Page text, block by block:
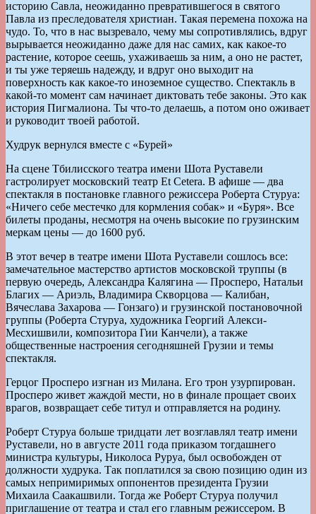
историю Савла, неожиданно превратившегося в святого
Павла из преследователя христиан. Такая перемена похожа на
чудо. То, что в нас вызревало, чему мы сопротивлялись, вдруг
вырывается неожиданно даже для нас самих, как какое-то
растение, которое сеешь, ухаживаешь за ним, а оно не растет,
и ты уже теряешь надежду, и вдруг оно выходит на
поверхность как какое-то иноземное существо. Спектакль в
какой-то момент сам начинает диктовать тебе законы. Это как
история Пигмалиона. Ты что-то делаешь, а потом оно оживает
и руководит твоей работой.
Худрук вернулся вместе с «Бурей»
На сцене Тбилисского театра имени Шота Руставели
гастролирует московский театр Et Сetera. В афише — два
спектакля в постановке главного режиссера Роберта Стуруа:
«Ничего себе местечко для кормления собак» и «Буря». Все
билеты проданы, несмотря на очень высокие по грузинским
меркам цены — до 1600 руб.
В этот вечер в театре имени Шота Руставели сошлось все:
замечательное мастерство артистов московской труппы (в
первую очередь, Александра Калягина — Просперо, Натальи
Благих — Ариэль, Владимира Скворцова — Калибан,
Вячеслава Захарова — Гонзаго) и грузинской постановочной
группы (Роберта Стуруа, художника Георгий Алекси-
Месхишвили, композитора Гии Канчели), а также
общественные настроения сегодняшней Грузии и темы
спектакля.
Герцог Просперо изгнан из Милана. Его трон узурпирован.
Просперо живет жаждой мести, но в финале прощает своих
врагов, возвращает себе титул и отправляется на родину.
Роберт Стуруа больше тридцати лет возглавлял театр имени
Руставели, но в августе 2011 года приказом тогдашнего
министра культуры, Николоса Руруа, был освобожден от
должности худрука. Так поплатился за свою позицию один из
самых непримиримых оппонентов президента Грузии
Михаила Саакашвили. Тогда же Роберт Стуруа получил
приглашение от театра и стал его главным режиссером. В